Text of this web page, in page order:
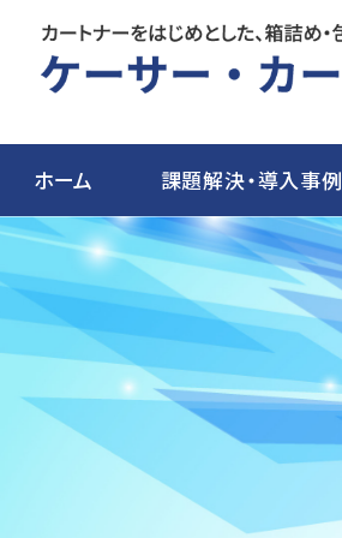
ホーム 課題解決・導入事例